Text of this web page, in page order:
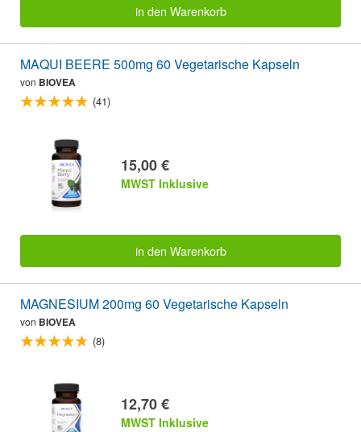
in den Warenkorb
MAQUI BEERE 500mg 60 Vegetarische Kapseln
von BIOVEA
(41)
15,00 €
MWST Inklusive
in den Warenkorb
MAGNESIUM 200mg 60 Vegetarische Kapseln
von BIOVEA
(8)
12,70 €
MWST Inklusive